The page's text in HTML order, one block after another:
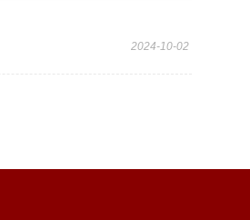
2024-10-02